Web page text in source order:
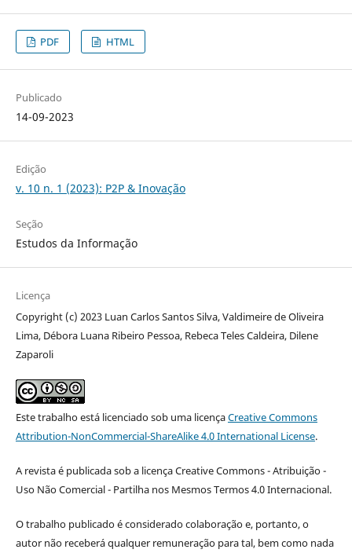
PDF HTML
Publicado
14-09-2023
Edição
v. 10 n. 1 (2023): P2P & Inovação
Seção
Estudos da Informação
Licença
Copyright (c) 2023 Luan Carlos Santos Silva, Valdimeire de Oliveira
Lima, Débora Luana Ribeiro Pessoa, Rebeca Teles Caldeira, Dilene
Zaparoli
Este trabalho está licenciado sob uma licençaCreative Commons
Attribution-NonCommercial-ShareAlike 4.0 International License.
A revista é publicada sob a licença Creative Commons - Atribuição -
Uso Não Comercial - Partilha nos Mesmos Termos 4.0 Internacional.
O trabalho publicado é considerado colaboração e, portanto, o
autor não receberá qualquer remuneração para tal, bem como nada